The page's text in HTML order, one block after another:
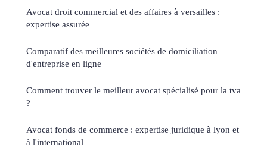
Avocat droit commercial et des affaires à versailles :
expertise assurée
Comparatif des meilleures sociétés de domiciliation
d'entreprise en ligne
Comment trouver le meilleur avocat spécialisé pour la tva
?
Avocat fonds de commerce : expertise juridique à lyon et
à l'international